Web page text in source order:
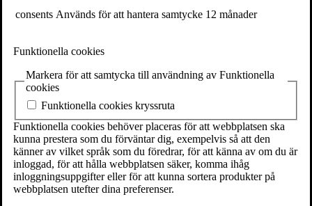
deltagarna. Kom och lyssna på en närmare presentationen av
Såhär säger Svante om den kommande bokcirkeln:
Jag har varit på väg framåt i hela mitt liv, ofta på jakt efter nya
böcker, nya författare. Inget konstigt med det, det var mitt jobb, mitt
liv. Nu har jag gjort tvärtom, vänt mig om, sett bakåt, läst om de
böcker jag tror har påverkat mig mest, de som fått mig att förstå hur
världen fungerar, vem jag själv är. Min historia med böckerna, helt
enkelt. I den här serien föreläsningar med samtal har jag valt ut fem
av de böckerna. De är så bra att jag gärna läser dem en gång till,
tillsammans med er.
Startskott 11 maj klockan 17 under samtalsfestivalen Wordstock i
consents Används för att hantera samtycke 12 månader
Funktionella cookies
Markera för att samtycka till användning av Funktionella
cookies
Funktionella cookies kryssruta
Funktionella cookies behöver placeras för att webbplatsen ska
kunna prestera som du förväntar dig, exempelvis så att den
känner av vilket språk som du föredrar, för att känna av om du är
inloggad, för att hålla webbplatsen säker, komma ihåg
inloggningsuppgifter eller för att kunna sortera produkter på
webbplatsen utefter dina preferenser.